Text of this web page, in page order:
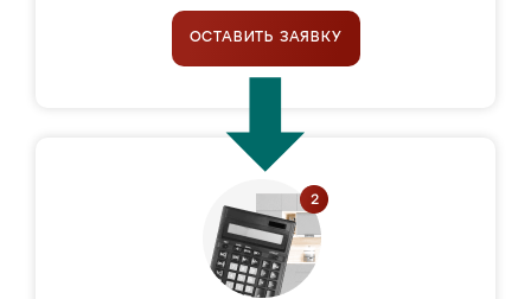
ОСТАВИТЬ ЗАЯВКУ